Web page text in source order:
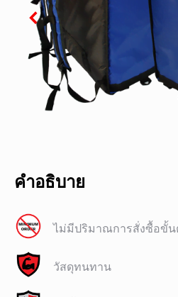
คำอธิบาย
ไม่มีปริมาณการสั่งซื้อขั้น
วัสดุทนทาน